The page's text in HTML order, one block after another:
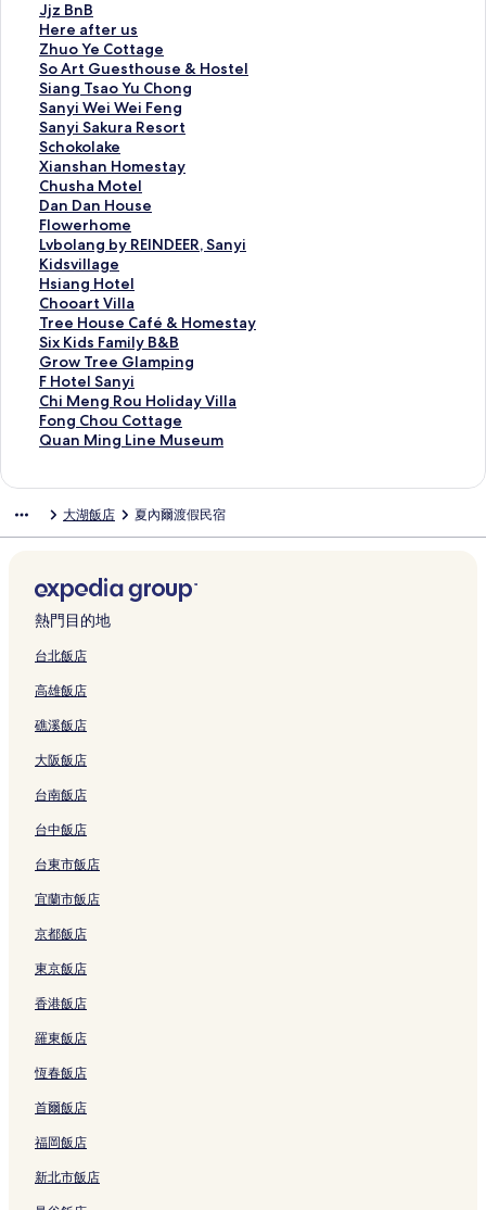
n
l
i
g
h
t
F
o
r
e
s
t
的
連
結
u
n
g
s
h
i
a
n
g
的
連
結
Jjz BnB
J
j
z
B
n
B
的
連
結
Here after us
H
e
r
e
a
f
t
e
r
u
s
的
連
結
Zhuo Ye Cottage
Z
h
u
o
Y
e
C
o
t
t
a
g
e
的
連
結
So Art Guesthouse & Hostel
S
o
A
r
t
G
u
e
s
t
h
o
u
s
e
&
H
o
s
t
連
結
Siang Tsao Yu Chong
S
i
a
n
g
T
s
a
o
Y
u
C
h
o
n
g
的
連
結
Sanyi Wei Wei Feng
S
a
n
y
i
W
e
i
W
e
i
F
e
n
g
的
連
結
Sanyi Sakura Resort
S
a
n
y
i
S
a
k
u
r
a
R
e
s
o
r
t
Schokolake
S
c
h
o
k
o
l
a
k
e
的
連
結
Xianshan Homestay
X
i
a
n
s
h
a
n
H
o
m
e
s
t
a
結
Chusha Motel
C
h
u
s
h
a
M
o
t
e
l
的
連
結
Dan Dan House
D
a
n
D
a
n
H
o
u
s
e
的
連
Flowerhome
F
l
o
w
e
r
h
o
m
e
的
連
Lvbolang by REINDEER, Sanyi
L
v
b
o
l
a
n
g
b
y
R
E
,
S
a
n
i
連
結
Kidsvillage
K
i
d
s
v
i
l
l
a
g
結
Hsiang Hotel
H
s
i
a
n
g
H
o
t
連
結
Chooart Villa
C
h
o
o
a
r
t
V
的
Tree House Café & Homestay
T
r
e
e
H
o
u
f
H
o
m
e
t
y
的
連
結
Six Kids Family B&B
S
i
x
K
i
d
m
i
B
&
B
的
結
Grow Tree Glamping
G
r
o
w
T
G
l
p
i
n
g
連
F Hotel Sanyi
F
H
o
t
n
的
連
結
Chi Meng Rou Holiday Villa
C
h
i
R
H
o
l
i
a
V
i
l
l
的
結
Fong Chou Cottage
F
o
o
o
t
t
a
e
連
結
Quan Ming Line Museum
Q
M
i
L
i
n
e
u
e
u
m
的
結
大湖飯店 夏內爾渡假民宿
熱門目的地
台北飯店
高雄飯店
礁溪飯店
大阪飯店
台南飯店
台中飯店
台東市飯店
宜蘭市飯店
京都飯店
東京飯店
香港飯店
羅東飯店
恆春飯店
首爾飯店
福岡飯店
新北市飯店